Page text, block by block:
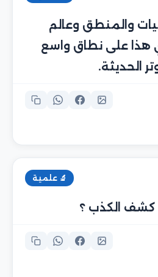
والمنطق وعالم
هذا على نطاق واسع
الحديثة.
🔬 علمية
كشف الكذب ؟